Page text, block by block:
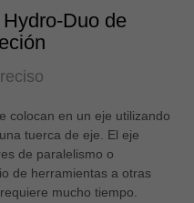
Duo de
colocan en un eje utilizando
tuerca de eje. El eje
de paralelismo o
de herramientas a otras
mucho tiempo.